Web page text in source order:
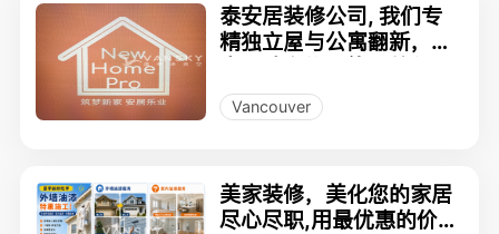
泰安居装修公司, 我们专
精独立屋与公寓翻新，自
Vancouver
美家装修，美化您的家居
尽心尽职,用最优惠的价